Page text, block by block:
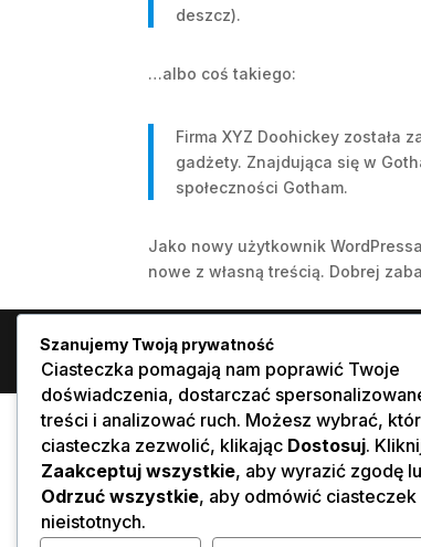
deszcz).
…albo coś takiego:
Firma XYZ Doohickey została
gadżety. Znajdująca się w
społeczności Gotham.
Jako nowy użytkownik
nowe z własną treścią. Dobrej
Copyright © 2022 - 2026. | All
przez: home.pl
Szanujemy Twoją prywatność
Ciasteczka pomagają nam poprawić Twoje
doświadczenia, dostarczać
treści i analizować ruch. Możesz wybrać,
ciasteczka zezwolić, klikając Dostosuj.
Zaakceptuj wszystkie, aby wyrazić zgodę
Odrzuć wszystkie, aby odmówić ciasteczek
nieistotnych.